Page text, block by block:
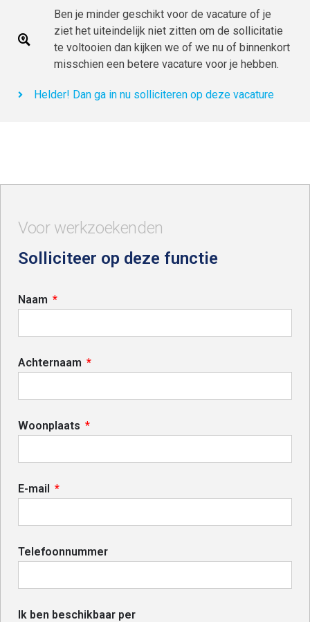
Ben je minder geschikt voor de vacature of je
ziet het uiteindelijk niet zitten om de sollicitatie
te voltooien dan kijken we of we nu of binnenkort
misschien een betere vacature voor je hebben.
Helder! Dan ga in nu solliciteren op deze vacature
Voor werkzoekenden
Solliciteer op deze functie
Naam
Achternaam
Woonplaats
E-mail
Telefoonnummer
Ik ben beschikbaar per